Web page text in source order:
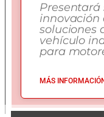
Presentará
innovación
soluciones
vehículo
para
MÁS